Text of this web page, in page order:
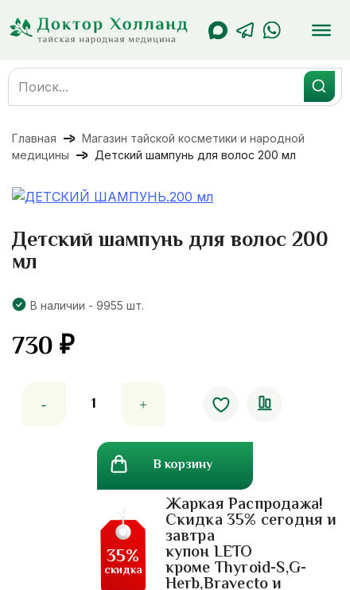
содержанию
Search
for:
Главная
Магазин тайской косметики и народной
медицины
Детский шампунь для волос 200 мл
Детский шампунь для волос 200
мл
В наличии - 9955 шт.
730₽
товара
В корзину
Жаркая Распродажа!
Скидка 35% сегодня и
завтра
купон LETO
кроме Thyroid-S,G-
Herb,Bravecto и
35%
скидка